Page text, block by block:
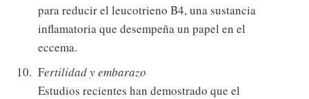
para reducir el leucotrieno B4, una sustancia
inflamatoria que desempeña un papel en el
eccema.
Fertilidad y embarazo
Estudios recientes han demostrado que el